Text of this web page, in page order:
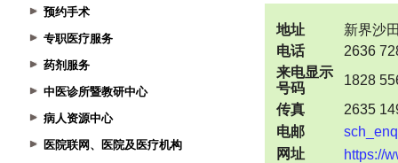
预约手术
专职医疗服务
药剂服务
中医诊所暨教研中心
病人资源中心
医院联网、医院及医疗机构